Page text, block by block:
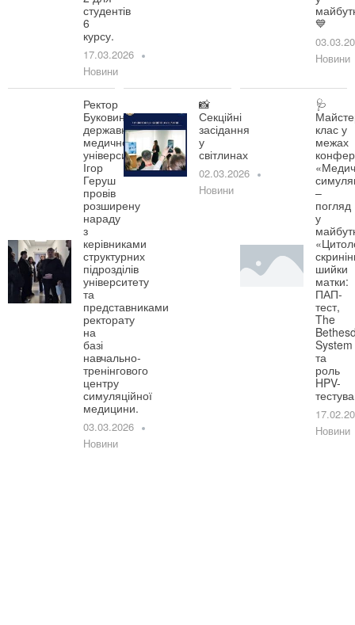
студентів
6
курсу.
17.03.2026
Новини
💙
Новини
Ректор
Буковинського
державного
медичного
університету
Ігор
Геруш
провів
розширену
нараду
з
керівниками
структурних
підрозділів
університету
та
представниками
ректорату
на
базі
навчально-
тренінгового
центру
симуляційної
медицини.
03.03.2026
Новини
📸
Секційні
засідання
у
світлинах
02.03.2026
Новини
🩺
клас у
межах
–
погляд
у
шийки
матки:
ПАП-
тест,
The
System
та
роль
HPV-
Новини